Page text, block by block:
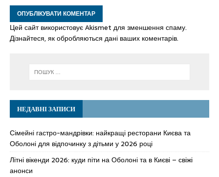
Цей сайт використовує Akismet для зменшення спаму.
Дізнайтеся, як обробляються дані ваших коментарів.
НЕДАВНІ ЗАПИСИ
Сімейні гастро-мандрівки: найкращі ресторани Києва та
Оболоні для відпочинку з дітьми у 2026 році
Літні вікенди 2026: куди піти на Оболоні та в Києві – свіжі
анонси